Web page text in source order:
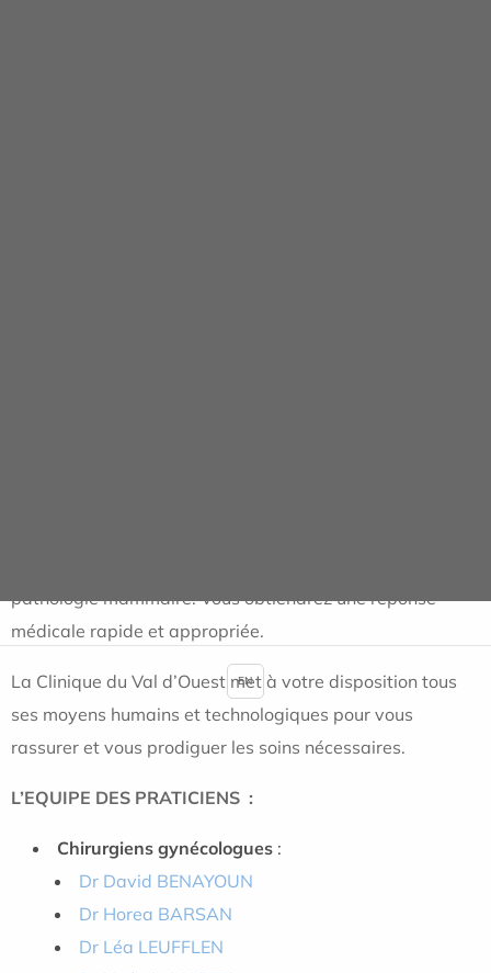
pathologie mammaire. Vous obtiendrez une réponse
médicale rapide et appropriée.
La Clinique du Val d’Ouest met à votre disposition tous
ses moyens humains et technologiques pour vous
rassurer et vous prodiguer les soins nécessaires.
L’EQUIPE DES PRATICIENS :
Chirurgiens gynécologues :
Dr David BENAYOUN
Dr Horea BARSAN
Dr Léa LEUFFLEN
EN